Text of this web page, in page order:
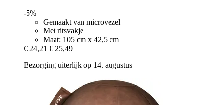
-5%
Gemaakt van microvezel
Met ritsvakje
Maat: 105 cm x 42,5 cm
€ 24,21 € 25,49
Bezorging uiterlijk op 14. augustus